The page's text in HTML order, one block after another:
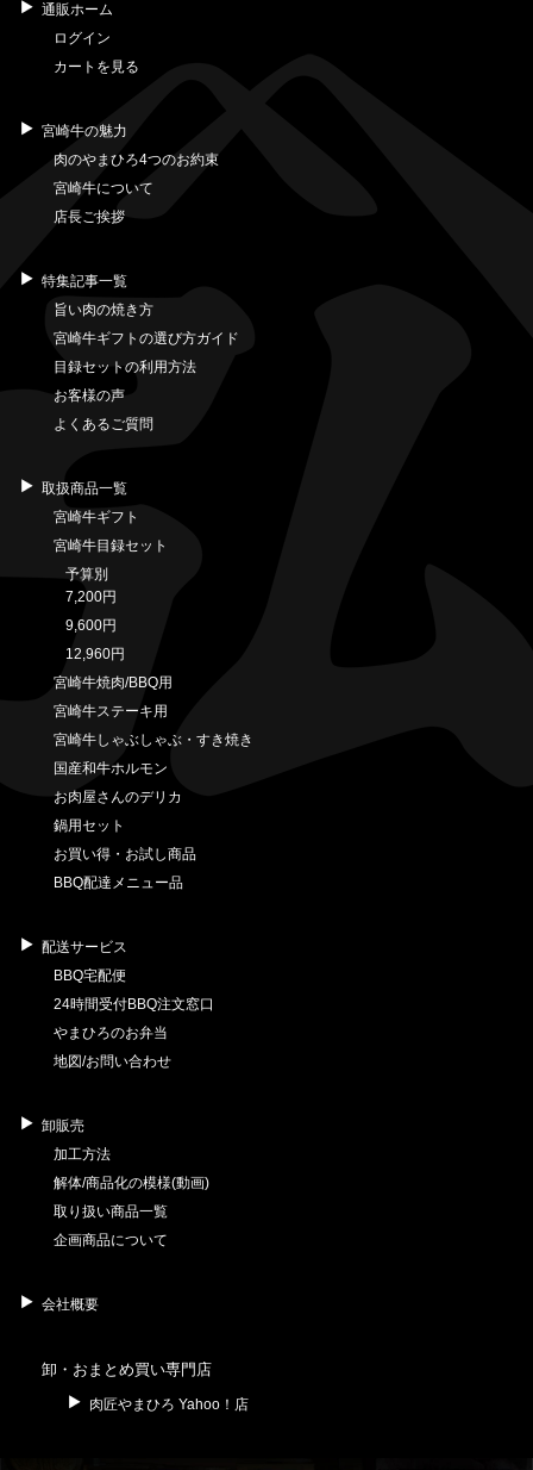
通販ホーム
ログイン
カートを見る
宮崎牛の魅力
肉のやまひろ4つのお約束
宮崎牛について
店長ご挨拶
特集記事一覧
旨い肉の焼き方
宮崎牛ギフトの選び方ガイド
目録セットの利用方法
お客様の声
よくあるご質問
取扱商品一覧
宮崎牛ギフト
宮崎牛目録セット
予算別
7,200円
9,600円
12,960円
宮崎牛焼肉/BBQ用
宮崎牛ステーキ用
宮崎牛しゃぶしゃぶ・すき焼き
国産和牛ホルモン
お肉屋さんのデリカ
鍋用セット
お買い得・お試し商品
BBQ配達メニュー品
配送サービス
BBQ宅配便
24時間受付BBQ注文窓口
やまひろのお弁当
地図/お問い合わせ
卸販売
加工方法
解体/商品化の模様(動画)
取り扱い商品一覧
企画商品について
会社概要
卸・おまとめ買い専門店
肉匠やまひろ Yahoo！店